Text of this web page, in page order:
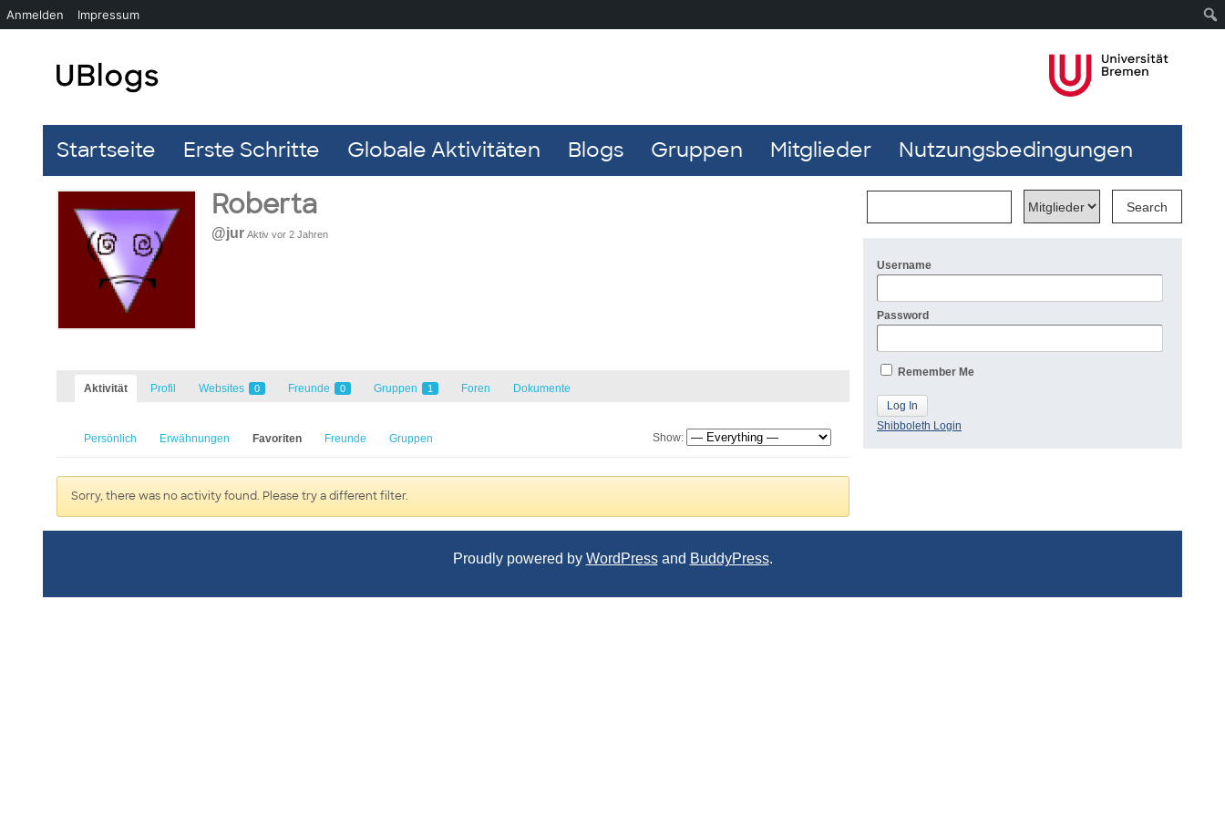
Startseite Erste Schritte Globale Aktivitäten Blogs Gruppen Mitglieder Nutzungsbedingungen
Roberta
@jur Aktiv vor 2 Jahren
Aktivität Profil Websites 0 Freunde 0 Gruppen 1 Foren Dokumente
Persönlich Erwähnungen Favoriten Freunde Gruppen Show:
Sorry, there was no activity found. Please try a different filter.
Username
Password
Remember Me
Shibboleth Login
Proudly powered by WordPressand BuddyPress.
Anmelden Impressum